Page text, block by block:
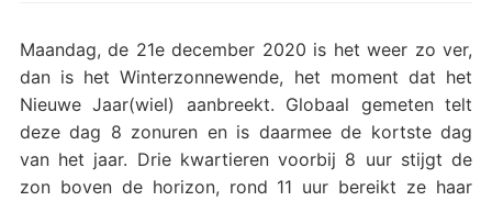
Maandag, de 21e december 2020 is het weer zo ver,
dan is het Winterzonnewende, het moment dat het
Nieuwe Jaar(wiel) aanbreekt. Globaal gemeten telt
deze dag 8 zonuren en is daarmee de kortste dag
van het jaar. Drie kwartieren voorbij 8 uur stijgt de
zon boven de horizon, rond 11 uur bereikt ze haar